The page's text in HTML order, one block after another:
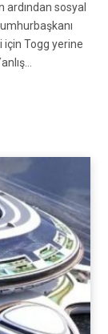
ardından sosyal
için Togg yerine